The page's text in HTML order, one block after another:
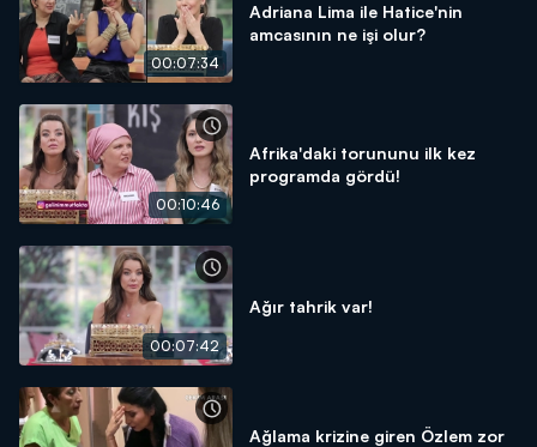
00:07:34
Adriana Lima ile Hatice'nin
amcasının ne işi olur?
00:10:46
Afrika'daki torununu ilk kez
programda gördü!
00:07:42
Ağır tahrik var!
Ağlama krizine giren Özlem zor